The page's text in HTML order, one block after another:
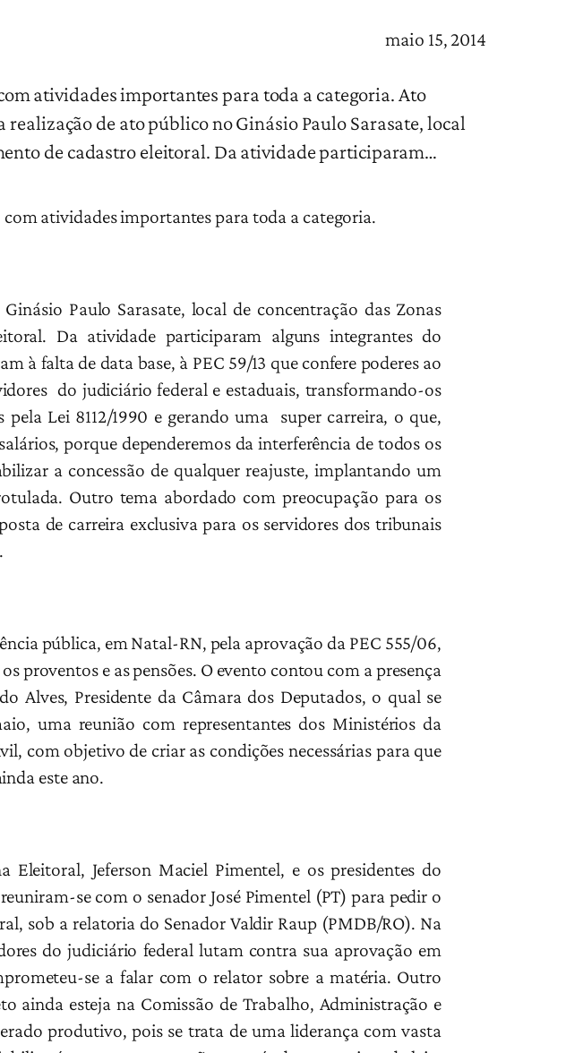
maio 15, 2014
atividades importantes para toda a categoria. Ato
de ato público no Ginásio Paulo Sarasate, local
de cadastro eleitoral. Da atividade participaram…
atividades importantes para toda a categoria.
Paulo Sarasate, local de concentração das Zonas
Da atividade participaram alguns integrantes do
à falta de data base, à PEC 59/13 que confere poderes ao
do judiciário federal e estaduais, transformando-os
Lei 8112/1990 e gerando uma super carreira, o que,
porque dependeremos da interferência de todos os
a concessão de qualquer reajuste, implantando um
Outro tema abordado com preocupação para os
de carreira exclusiva para os servidores dos tribunais
pública, em Natal-RN, pela aprovação da PEC 555/06,
proventos e as pensões. O evento contou com a presença
Alves, Presidente da Câmara dos Deputados, o qual se
uma reunião com representantes dos Ministérios da
com objetivo de criar as condições necessárias para que
este ano.
Jeferson Maciel Pimentel, e os presidentes do
se com o senador José Pimentel (PT) para pedir o
sob a relatoria do Senador Valdir Raup (PMDB/RO). Na
do judiciário federal lutam contra sua aprovação em
se a falar com o relator sobre a matéria. Outro
ainda esteja na Comissão de Trabalho, Administração e
produtivo, pois se trata de uma liderança com vasta